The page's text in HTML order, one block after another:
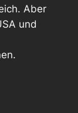
Aber
und